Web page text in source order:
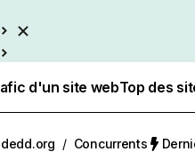
d'un site webTop des
/ Concurrents